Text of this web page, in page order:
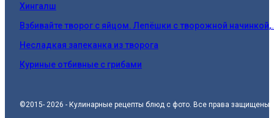
Хингалш
Взбивайте творог с яйцом. Лепёшки с творожной
Несладкая запеканка из творога
Куриные отбивные с грибами
©2015- 2026 - Кулинарные рецепты блюд с фото. Все права защищены.